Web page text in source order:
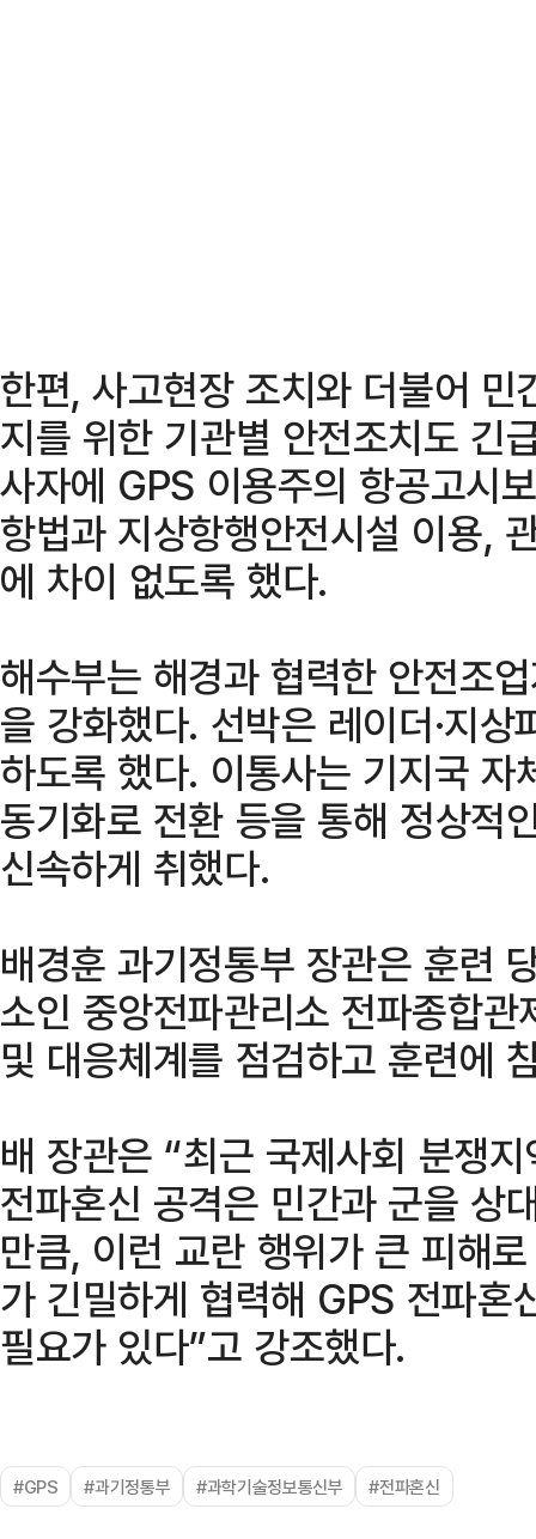
한편, 사고현장 조치와 더불어 민
지를 위한 기관별 안전조치도 긴
사자에 GPS 이용주의 항공고시
항법과 지상항행안전시설 이용,
에 차이 없도록 했다.
해수부는 해경과 협력한 안전조
을 강화했다. 선박은 레이더·지
하도록 했다. 이통사는 기지국
동기화로 전환 등을 통해 정상적
신속하게 취했다.
배경훈 과기정통부 장관은 훈련
소인 중앙전파관리소 전파종합
및 대응체계를 점검하고 훈련에
배 장관은 “최근 국제사회 분쟁
전파혼신 공격은 민간과 군을 상
만큼, 이런 교란 행위가 큰 피해
가 긴밀하게 협력해 GPS 전파혼
필요가 있다”고 강조했다.
#GPS #과기정통부 #과학기술정보통신부 #전파혼신